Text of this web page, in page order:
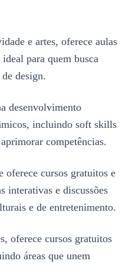
e artes, oferece aulas
para quem busca
design.
desenvolvimento
incluindo soft skills
competências.
oferece cursos gratuitos e
interativas e discussões
e de entretenimento.
oferece cursos gratuitos
áreas que unem